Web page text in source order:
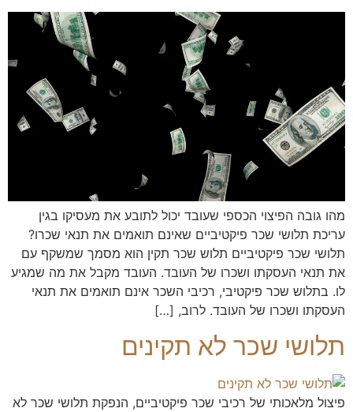
מהו גובה הפיצוי הכספי שעובד יכול לתובע את מעסיקו בגין
עריכת תלושי שכר פיקטיביים שאינם תואמים את תנאי שכרו?
תלושי שכר פיקטיביים תלוש שכר תקין הוא מסמך שמשקף עם
את תנאי העסקתו ושכרו של העובד. העובד מקבל את מה שמגיע
לו. בתלוש שכר פיקטיבי, רכיבי השכר אינם תואמים את תנאי
העסקתו ושכרו של העובד. לרוב, […]
תלושי שכר לא תקינים
פיצול מלאכותי של רכיבי שכר פיקטיביים, הנפקת תלושי שכר לא